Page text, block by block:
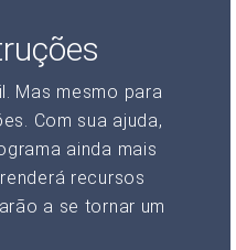
Mas mesmo para
Com sua ajuda,
ainda mais
recursos
a se tornar um